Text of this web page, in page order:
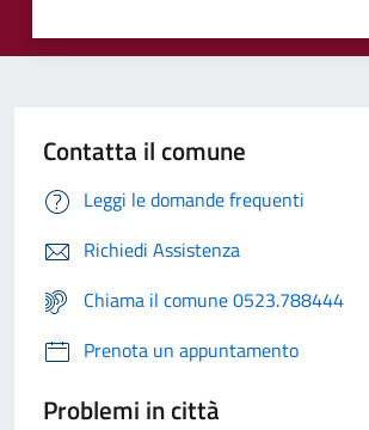
Contatta il comune
Leggi le domande frequenti
Richiedi Assistenza
Chiama il comune 0523.788444
Prenota un appuntamento
Problemi in città